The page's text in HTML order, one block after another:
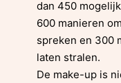
dan 450
600 manieren
spreken en 300
laten stralen.
De make-up is